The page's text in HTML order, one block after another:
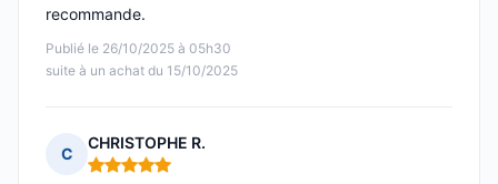
Publié le 26/10/2025 à 05h30
suite à un achat du 15/10/2025
recommande.
C
CHRISTOPHE R.
Note : 5 sur 5